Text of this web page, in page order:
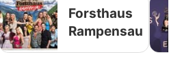
Forsthaus
Rampensau